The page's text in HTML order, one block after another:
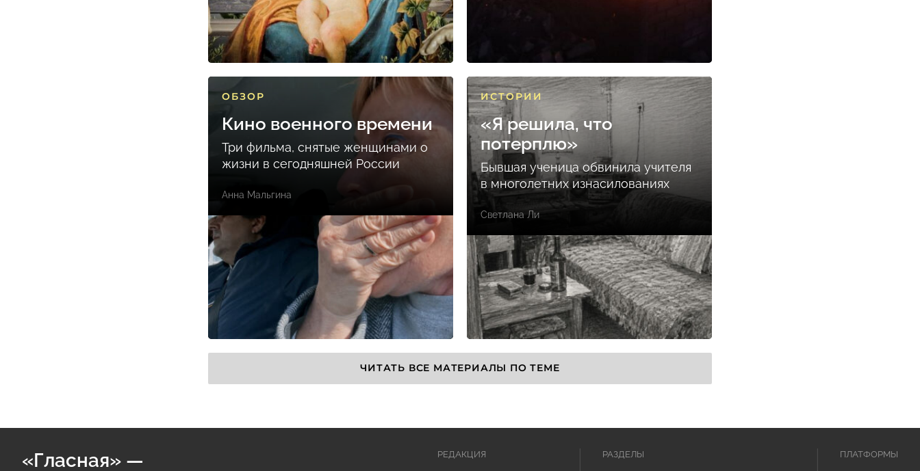
ОБЗОР
Кино военного времени
Три фильма, снятые женщинами о
жизни в сегодняшней России
Анна Мальгина
ИСТОРИИ
«Я решила, что
потерплю»
Бывшая ученица обвинила учителя
в многолетних изнасилованиях
Светлана Ли
ЧИТАТЬ ВСЕ МАТЕРИАЛЫ ПО ТЕМЕ
«Гласная» — РЕДАКЦИЯ РАЗДЕЛЫ ПЛАТФОРМЫ